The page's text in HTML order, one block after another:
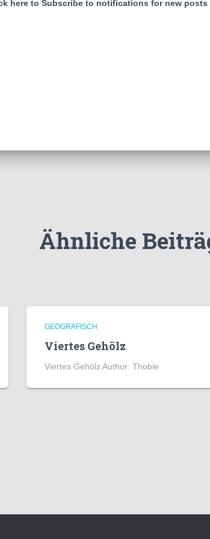
here to Subscribe to notifications for new posts
Ähnliche
GEOGRAFISCH
Viertes Gehölz
Viertes Gehölz Author: Thobie